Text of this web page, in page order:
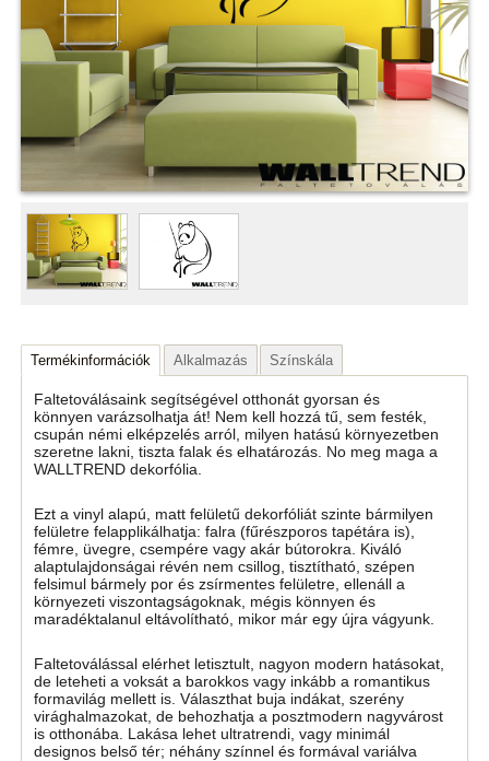
Termékinformációk Alkalmazás Színskála
Faltetoválásaink segítségével otthonát gyorsan és
könnyen varázsolhatja át! Nem kell hozzá tű, sem festék,
csupán némi elképzelés arról, milyen hatású környezetben
szeretne lakni, tiszta falak és elhatározás. No meg maga a
WALLTREND dekorfólia.
Ezt a vinyl alapú, matt felületű dekorfóliát szinte bármilyen
felületre felapplikálhatja: falra (fűrészporos tapétára is),
fémre, üvegre, csempére vagy akár bútorokra. Kiváló
alaptulajdonságai révén nem csillog, tisztítható, szépen
felsimul bármely por és zsírmentes felületre, ellenáll a
környezeti viszontagságoknak, mégis könnyen és
maradéktalanul eltávolítható, mikor már egy újra vágyunk.
Faltetoválással elérhet letisztult, nagyon modern hatásokat,
de leteheti a voksát a barokkos vagy inkább a romantikus
formavilág mellett is. Választhat buja indákat, szerény
virághalmazokat, de behozhatja a posztmodern nagyvárost
is otthonába. Lakása lehet ultratrendi, vagy minimál
designos belső tér; néhány színnel és formával variálva